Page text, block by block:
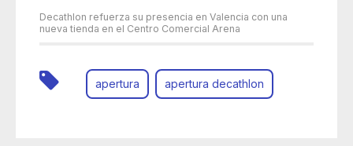
Decathlon refuerza su presencia en Valencia con una
nueva tienda en el Centro Comercial Arena
apertura apertura decathlon